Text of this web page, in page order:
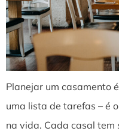
Planejar um casamento
uma lista de tarefas – é
na vida. Cada casal